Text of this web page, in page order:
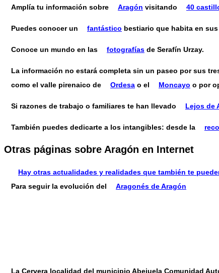
Amplía tu información sobre Aragón visitando 40
Puedes conocer un fantástico bestiario que habita en
Conoce un mundo en las fotografías de Serafín Urzay.
La información no estará completa sin un paseo por sus
como el valle pirenaico de
Ordesa o el Moncayo o por
Si razones de trabajo o familiares te han llevado Lejos de
También puedes dedicarte a los intangibles: desde la
Otras páginas sobre Aragón en Internet
Hay otras actualidades y realidades que también te
Para seguir la evolución del
Aragonés de Aragón
La Cervera localidad del municipio Abejuela Comunidad